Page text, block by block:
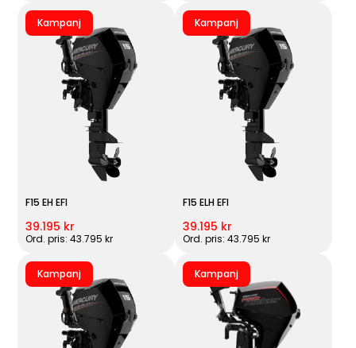
Kampanj
F15 EH EFI
39.195 kr
Ord. pris: 43.795 kr
Kampanj
F15 ELH EFI
39.195 kr
Ord. pris: 43.795 kr
Kampanj Kampanj